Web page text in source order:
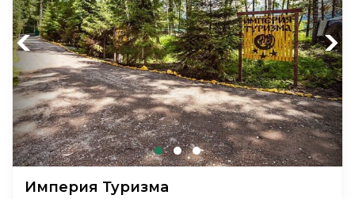
Previous Next
Империя Туризма